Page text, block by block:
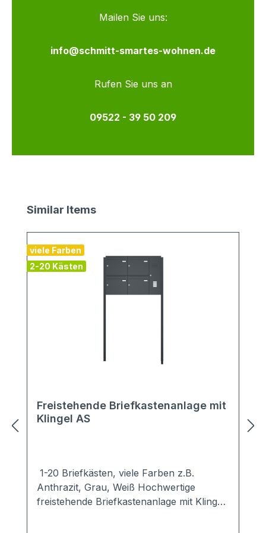
Mailen Sie uns:
info@schmitt-smartes-wohnen.de
Rufen Sie uns an
09522 - 39 50 209
Produktgalerie überspringen
Similar Items
viele Farben
2-20 Kästen
Freistehende Briefkastenanlage mit
Klingel AS
1-20 Briefkästen, viele Farben z.B.
Anthrazit, Grau, Weiß Hochwertige
freistehende Briefkastenanlage mit Klingel